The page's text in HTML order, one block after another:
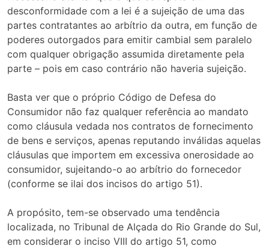
desconformidade com a lei é a sujeição de uma das
partes contratantes ao arbítrio da outra, em função de
poderes outorgados para emitir cambial sem paralelo
com qualquer obrigação assumida diretamente pela
parte – pois em caso contrário não haveria sujeição.
Basta ver que o próprio Código de Defesa do
Consumidor não faz qualquer referência ao mandato
como cláusula vedada nos contratos de fornecimento
de bens e serviços, apenas reputando inválidas aquelas
cláusulas que importem em excessiva onerosidade ao
consumidor, sujeitando-o ao arbítrio do fornecedor
(conforme se ilai dos incisos do artigo 51).
A propósito, tem-se observado uma tendência
localizada, no Tribunal de Alçada do Rio Grande do Sul,
em considerar o inciso VIII do artigo 51, como